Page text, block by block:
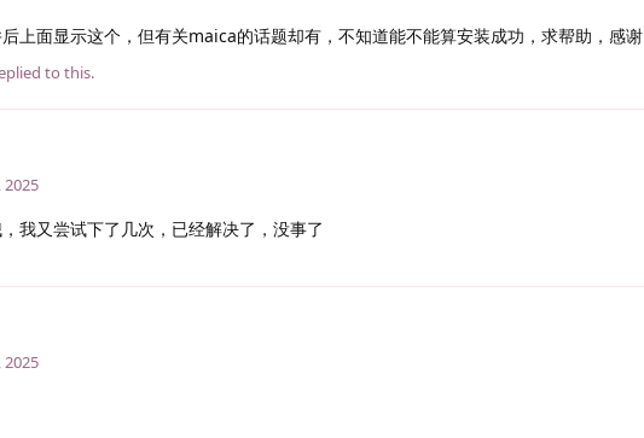
上面显示这个，但有关maica的话题却有，不知道能不能算安装成功，求帮助，感谢
to this.
2025
我又尝试下了几次，已经解决了，没事了
2025